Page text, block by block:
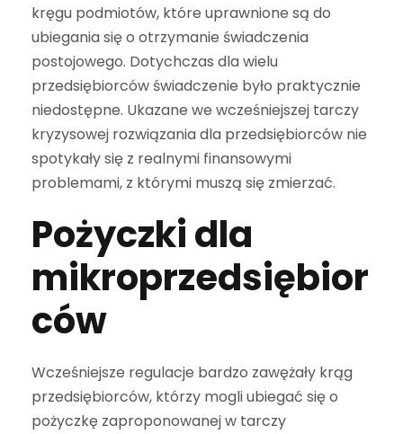
kręgu podmiotów, które uprawnione są do
ubiegania się o otrzymanie świadczenia
postojowego. Dotychczas dla wielu
przedsiębiorców świadczenie było praktycznie
niedostępne. Ukazane we wcześniejszej tarczy
kryzysowej rozwiązania dla przedsiębiorców nie
spotykały się z realnymi finansowymi
problemami, z którymi muszą się zmierzać.
Pożyczki dla
mikroprzedsiębior
ców
Wcześniejsze regulacje bardzo zawężały krąg
przedsiębiorców, którzy mogli ubiegać się o
pożyczkę zaproponowanej w tarczy